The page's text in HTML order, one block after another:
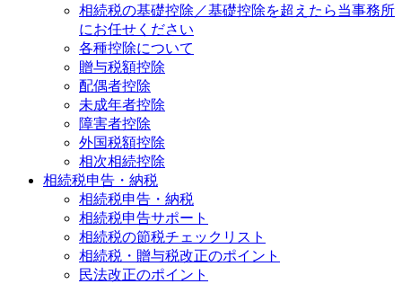
相続税の基礎控除／基礎控除を超えたら当事務所
にお任せください
各種控除について
贈与税額控除
配偶者控除
未成年者控除
障害者控除
外国税額控除
相次相続控除
相続税申告・納税
相続税申告・納税
相続税申告サポート
相続税の節税チェックリスト
相続税・贈与税改正のポイント
民法改正のポイント